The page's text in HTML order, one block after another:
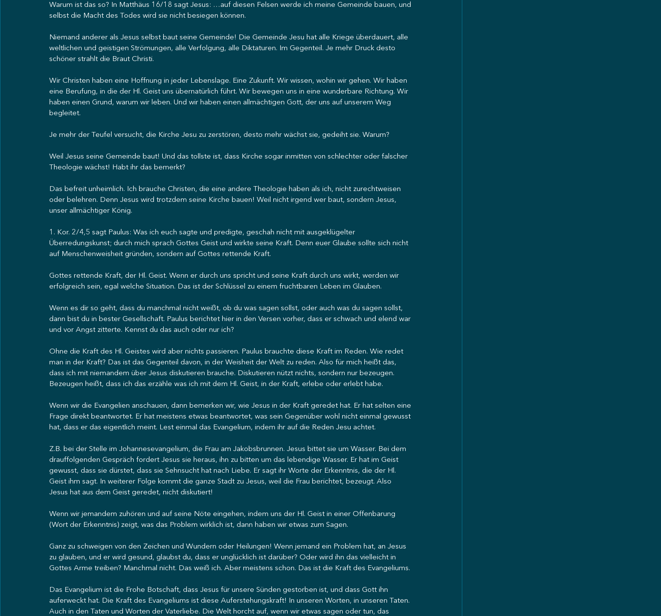
Warum ist das so? In Matthäus 16/18 sagt Jesus: …auf diesen Felsen werde ich meine Gemeinde bauen, und
selbst die Macht des Todes wird sie nicht besiegen können.
Niemand anderer als Jesus selbst baut seine Gemeinde! Die Gemeinde Jesu hat alle Kriege überdauert, alle
weltlichen und geistigen Strömungen, alle Verfolgung, alle Diktaturen. Im Gegenteil. Je mehr Druck desto
schöner strahlt die Braut Christi.
Wir Christen haben eine Hoffnung in jeder Lebenslage. Eine Zukunft. Wir wissen, wohin wir gehen. Wir haben
eine Berufung, in die der Hl. Geist uns übernatürlich führt. Wir bewegen uns in eine wunderbare Richtung. Wir
haben einen Grund, warum wir leben. Und wir haben einen allmächtigen Gott, der uns auf unserem Weg
begleitet.
Je mehr der Teufel versucht, die Kirche Jesu zu zerstören, desto mehr wächst sie, gedeiht sie. Warum?
Weil Jesus seine Gemeinde baut! Und das tollste ist, dass Kirche sogar inmitten von schlechter oder falscher
Theologie wächst! Habt ihr das bemerkt?
Das befreit unheimlich. Ich brauche Christen, die eine andere Theologie haben als ich, nicht zurechtweisen
oder belehren. Denn Jesus wird trotzdem seine Kirche bauen! Weil nicht irgend wer baut, sondern Jesus,
unser allmächtiger König.
1. Kor. 2/4,5 sagt Paulus: Was ich euch sagte und predigte, geschah nicht mit ausgeklügelter
Überredungskunst; durch mich sprach Gottes Geist und wirkte seine Kraft. Denn euer Glaube sollte sich nicht
auf Menschenweisheit gründen, sondern auf Gottes rettende Kraft.
Gottes rettende Kraft, der Hl. Geist. Wenn er durch uns spricht und seine Kraft durch uns wirkt, werden wir
erfolgreich sein, egal welche Situation. Das ist der Schlüssel zu einem fruchtbaren Leben im Glauben.
Wenn es dir so geht, dass du manchmal nicht weißt, ob du was sagen sollst, oder auch was du sagen sollst,
dann bist du in bester Gesellschaft. Paulus berichtet hier in den Versen vorher, dass er schwach und elend war
und vor Angst zitterte. Kennst du das auch oder nur ich?
Ohne die Kraft des Hl. Geistes wird aber nichts passieren. Paulus brauchte diese Kraft im Reden. Wie redet
man in der Kraft? Das ist das Gegenteil davon, in der Weisheit der Welt zu reden. Also für mich heißt das,
dass ich mit niemandem über Jesus diskutieren brauche. Diskutieren nützt nichts, sondern nur bezeugen.
Bezeugen heißt, dass ich das erzähle was ich mit dem Hl. Geist, in der Kraft, erlebe oder erlebt habe.
Wenn wir die Evangelien anschauen, dann bemerken wir, wie Jesus in der Kraft geredet hat. Er hat selten eine
Frage direkt beantwortet. Er hat meistens etwas beantwortet, was sein Gegenüber wohl nicht einmal gewusst
hat, dass er das eigentlich meint. Lest einmal das Evangelium, indem ihr auf die Reden Jesu achtet.
Z.B. bei der Stelle im Johannesevangelium, die Frau am Jakobsbrunnen. Jesus bittet sie um Wasser. Bei dem
drauffolgenden Gespräch fordert Jesus sie heraus, ihn zu bitten um das lebendige Wasser. Er hat im Geist
gewusst, dass sie dürstet, dass sie Sehnsucht hat nach Liebe. Er sagt ihr Worte der Erkenntnis, die der Hl.
Geist ihm sagt. In weiterer Folge kommt die ganze Stadt zu Jesus, weil die Frau berichtet, bezeugt. Also
Jesus hat aus dem Geist geredet, nicht diskutiert!
Wenn wir jemandem zuhören und auf seine Nöte eingehen, indem uns der Hl. Geist in einer Offenbarung
(Wort der Erkenntnis) zeigt, was das Problem wirklich ist, dann haben wir etwas zum Sagen.
Ganz zu schweigen von den Zeichen und Wundern oder Heilungen! Wenn jemand ein Problem hat, an Jesus
zu glauben, und er wird gesund, glaubst du, dass er unglücklich ist darüber? Oder wird ihn das vielleicht in
Gottes Arme treiben? Manchmal nicht. Das weiß ich. Aber meistens schon. Das ist die Kraft des Evangeliums.
Das Evangelium ist die Frohe Botschaft, dass Jesus für unsere Sünden gestorben ist, und dass Gott ihn
auferweckt hat. Die Kraft des Evangeliums ist diese Auferstehungskraft! In unseren Worten, in unseren Taten.
Auch in den Taten und Worten der Vaterliebe. Die Welt horcht auf, wenn wir etwas sagen oder tun, das